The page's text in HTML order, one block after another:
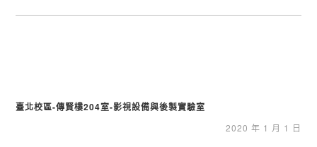
臺北校區-傳賢樓204室-影視設備與後製實驗室
2020 年 1 月 1 日